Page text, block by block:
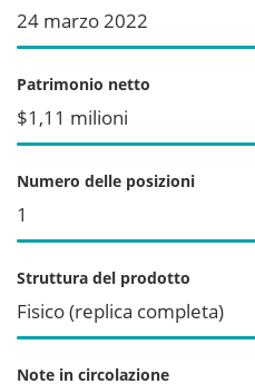
24 marzo 2022
Patrimonio netto
$1,11 milioni
Numero delle posizioni
1
Struttura del prodotto
Fisico (replica completa)
Note in circolazione